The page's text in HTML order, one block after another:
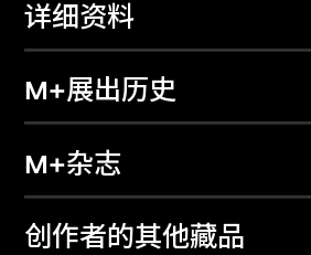
详细资料
M+展出历史
M+杂志
创作者的其他藏品